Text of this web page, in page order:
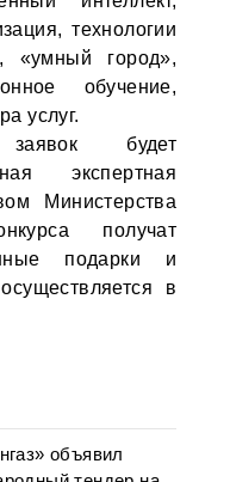
технологии
«умный город»,
обучение,
услуг.
будет
экспертная
Министерства
получат
подарки и
в
объявил